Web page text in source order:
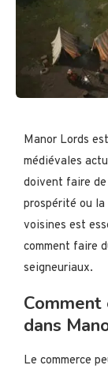
Manor Lords
médiévales
doivent faire de
prospérité ou la
voisines est
comment faire
seigneuriaux.
dans
Le commerce